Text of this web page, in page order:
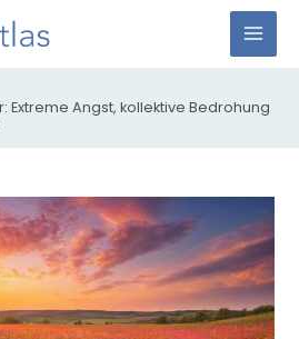
M
A
M
E
N
Extreme Angst, kollektive Bedrohung